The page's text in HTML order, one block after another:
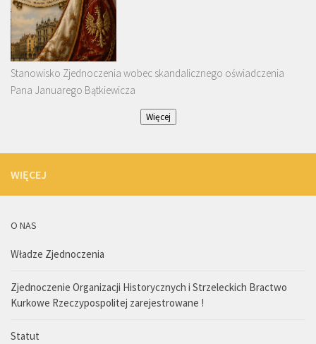
Stanowisko Zjednoczenia wobec skandalicznego oświadczenia
Pana Januarego Bątkiewicza
Więcej
WIĘCEJ
O NAS
Władze Zjednoczenia
Zjednoczenie Organizacji Historycznych i Strzeleckich Bractwo
Kurkowe Rzeczypospolitej zarejestrowane !
Statut